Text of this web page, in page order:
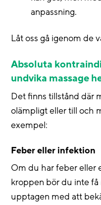
anpassning.
Låt oss gå igenom de
Absoluta
undvika massage
Det finns tillstånd där
olämpligt eller till och
exempel:
Feber eller infektion
Om du har feber eller
kroppen bör du inte få
upptagen med att